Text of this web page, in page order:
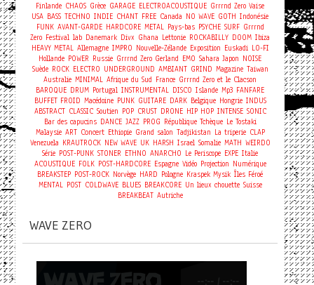
Finlande CHAOS Grèce GARAGE ELECTROACOUSTIQUE Grrrnd Zero Vaise
USA BASS TECHNO INDIE CHANT FREE Canada NO WAVE GOTH Indonésie
FUNK AVANT-GARDE HARDCORE METAL Pays-bas PSYCHE SURF Grrrnd
Zero Festival lab Danemark Divx Ghana Lettonie ROCKABILLY DOOM Ibiza
HEAVY METAL Allemagne IMPRO Nouvelle-Zélande Exposition Euskadi LO-FI
Hollande POWER Russie Grrrnd Zero Gerland EMO Sahara Japon NOISE
Suède ROCK ELECTRO UNDERGROUND AMBIANT GRIND Magazine Taiwan
Australie MINIMAL Afrique du Sud France Grrrnd Zero et le Clacson
BAROQUE DRUM Portugal INSTRUMENTAL DISCO Islande Mp3 FANFARE
BUFFET FROID Macédoine PUNK GUITARE DARK Belgique Hongrie INDUS
ABSTRACT CLASSIC Soutien POP CRUST DRONE HIP HOP INTENSE SONIC
Bar des capucins DANCE JAZZ PROG République Tchèque Le Tostaki
Malaysie ART Concert Ethiopie Grand salon Tadjikistan La triperie CLAP
Venezuela KRAUTROCK NEW WAVE UK HARSH Israel Somalie MATH WEIRDO
Série POST-PUNK STONER ETHNO ANARCHO Le Periscope EXPE Italie
ACOUSTIQUE FOLK POST-HARDCORE Espagne Vidéo Projection Numérique
BREAKSTEP POST-ROCK Norvège HARD Pologne Kraspek Mysik Îles Féroé
MENTAL POST COLDWAVE BLUES BREAKCORE Un lieux chouette Suisse
BREAKBEAT Autriche
WAVE ZERO